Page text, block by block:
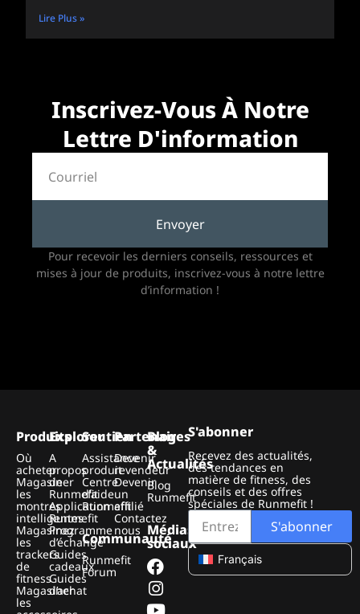
Lire Plus »
Inscrivez-Vous À Notre
Lettre D'information
Envoyer
Pour recevoir les derniers conseils, ressources et
mises à jour de produits, inscrivez-vous à notre lettre
d’information !
Produits
Où
acheter
Magasiner
les
montres
intelligentes
Magasinez
les
trackers
de
fitness
Magasiner
les
Explorer
A
propos
de
Runmefit
Application
Runmefit
Programme
d’échange
Guides
cadeaux
Guides
d’achat
Soutien
Assistance
produit
Centre
d'aide
Runmefit
Communauté
Runmefit
Forum
Partenaires
Devenir
revendeur
Devenir
un
affilié
Contactez
nous
Blog
&
Actualités
Blog
Runmefit
Médias
sociaux
S'abonner
Recevez des actualités,
des tendances en
matière de fitness, des
conseils et des offres
spéciales de Runmefit !
S'abonner
Français